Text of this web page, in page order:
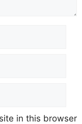
in this browser